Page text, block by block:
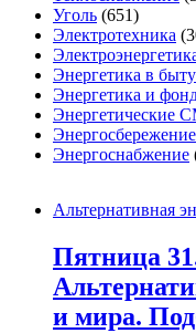
Уголь (651)
Электротехника
Энергетика в быту
Энергетика и
Энергетические
Энергосбережение
Энергоснабжение
Альтернативная
Пятница
и мира.